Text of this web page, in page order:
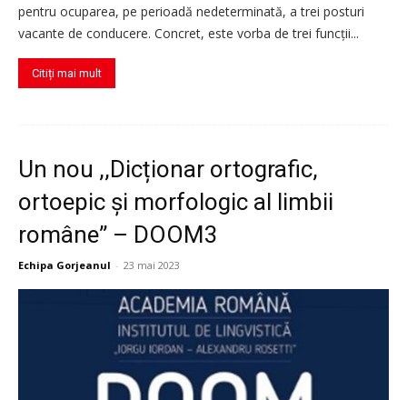
pentru ocuparea, pe perioadă nedeterminată, a trei posturi
vacante de conducere. Concret, este vorba de trei funcții...
Citiți mai mult
Un nou ,,Dicționar ortografic,
ortoepic și morfologic al limbii
române” – DOOM3
Echipa Gorjeanul - 23 mai 2023